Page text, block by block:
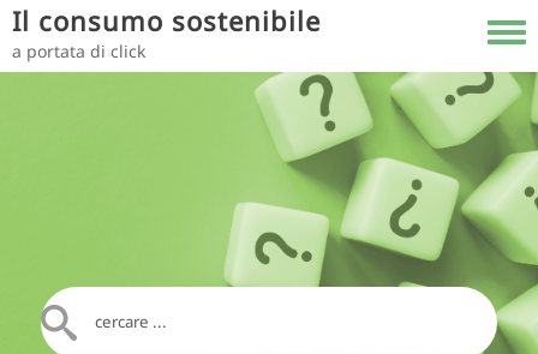
Salta al contenuto principale
Il consumo sostenibile
a portata di click